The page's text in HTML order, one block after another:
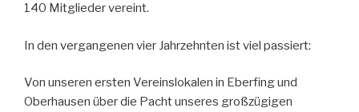
140 Mitglieder vereint.
In den vergangenen vier Jahrzehnten ist viel passiert:
Von unseren ersten Vereinslokalen in Eberfing und
Oberhausen über die Pacht unseres großzügigen